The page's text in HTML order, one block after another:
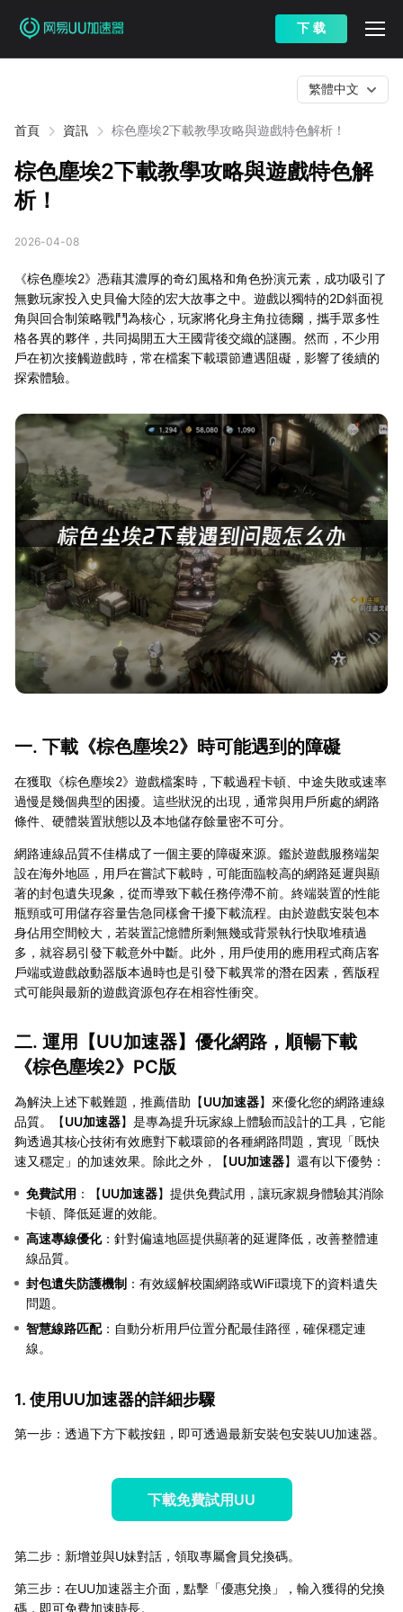
下 载
首頁 資訊 棕色塵埃2下載教學攻略與遊戲特色解析！
繁體中文
棕色塵埃2下載教學攻略與遊戲特色解
析！
2026-04-08
《棕色塵埃2》憑藉其濃厚的奇幻風格和角色扮演元素，成功吸引了
無數玩家投入史貝倫大陸的宏大故事之中。遊戲以獨特的2D斜面視
角與回合制策略戰鬥為核心，玩家將化身主角拉德爾，攜手眾多性
格各異的夥伴，共同揭開五大王國背後交織的謎團。然而，不少用
戶在初次接觸遊戲時，常在檔案下載環節遭遇阻礙，影響了後續的
探索體驗。
一. 下載《棕色塵埃2》時可能遇到的障礙
在獲取《棕色塵埃2》遊戲檔案時，下載過程卡頓、中途失敗或速率
過慢是幾個典型的困擾。這些狀況的出現，通常與用戶所處的網路
條件、硬體裝置狀態以及本地儲存餘量密不可分。
網路連線品質不佳構成了一個主要的障礙來源。鑑於遊戲服務端架
設在海外地區，用戶在嘗試下載時，可能面臨較高的網路延遲與顯
著的封包遺失現象，從而導致下載任務停滯不前。終端裝置的性能
瓶頸或可用儲存容量告急同樣會干擾下載流程。由於遊戲安裝包本
身佔用空間較大，若裝置記憶體所剩無幾或背景執行快取堆積過
多，就容易引發下載意外中斷。此外，用戶使用的應用程式商店客
戶端或遊戲啟動器版本過時也是引發下載異常的潛在因素，舊版程
式可能與最新的遊戲資源包存在相容性衝突。
二. 運用【UU加速器】優化網路，順暢下載
《棕色塵埃2》PC版
為解決上述下載難題，推薦借助【UU加速器】來優化您的網路連線
品質。【UU加速器】是專為提升玩家線上體驗而設計的工具，它能
夠透過其核心技術有效應對下載環節的各種網路問題，實現「既快
速又穩定」的加速效果。除此之外，【UU加速器】還有以下優勢：
免費試用 ：【UU加速器】提供免費試用，讓玩家親身體驗其消除
卡頓、降低延遲的效能。
高速專線優化：針對偏遠地區提供顯著的延遲降低，改善整體連
線品質。
封包遺失防護機制 ：有效緩解校園網路或WiFi環境下的資料遺失
問題。
智慧線路匹配：自動分析用戶位置分配最佳路徑，確保穩定連
線。
1. 使用UU加速器的詳細步驟
第一步：透過下方下載按鈕，即可透過最新安裝包安裝UU加速器。
下載免費試用UU
第二步：新增並與U妹對話，領取專屬會員兌換碼。
第三步：在UU加速器主介面，點擊「優惠兌換」，輸入獲得的兌換
碼，即可免費加速時長。